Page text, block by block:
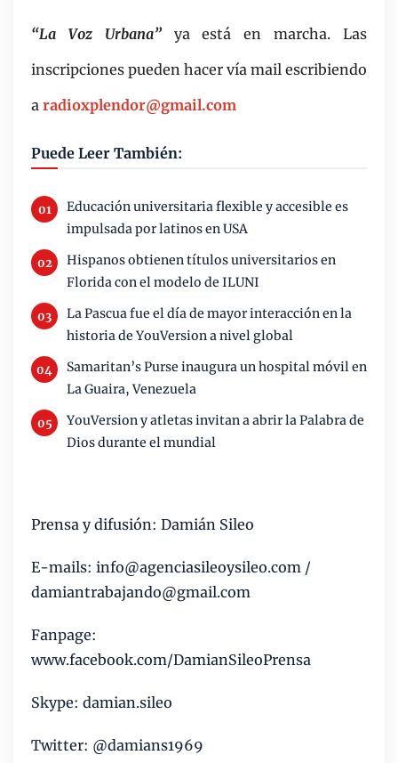
“La Voz Urbana” ya está en marcha. Las
inscripciones pueden hacer vía mail escribiendo
a radioxplendor@gmail.com
Puede Leer También:
Educación universitaria flexible y accesible es
impulsada por latinos en USA
Hispanos obtienen títulos universitarios en
Florida con el modelo de ILUNI
La Pascua fue el día de mayor interacción en la
historia de YouVersion a nivel global
Samaritan’s Purse inaugura un hospital móvil en
La Guaira, Venezuela
YouVersion y atletas invitan a abrir la Palabra de
Dios durante el mundial
Prensa y difusión: Damián Sileo
E-mails: info@agenciasileoysileo.com /
damiantrabajando@gmail.com
Fanpage:
www.facebook.com/DamianSileoPrensa
Skype: damian.sileo
Twitter: @damians1969